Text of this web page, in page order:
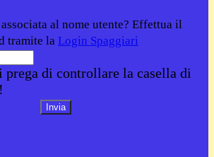
al nome utente? Effettua il
tramite la Login Spaggiari
di controllare la casella di